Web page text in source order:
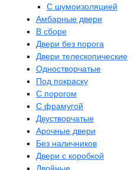
С шумоизоляцией
Амбарные двери
В сборе
Двери без порога
Двери телескопические
Одностворчатые
Под покраску
С порогом
С фрамугой
Двустворчатые
Арочные двери
Без наличников
Двери с коробкой